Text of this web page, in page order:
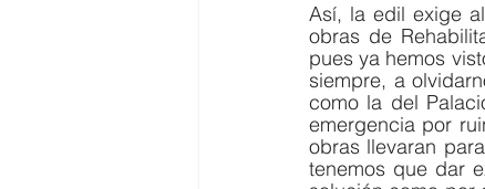
Así, la edil exige
obras de
pues ya hemos
siempre, a
como la del
emergencia por
obras llevaran
tenemos que dar